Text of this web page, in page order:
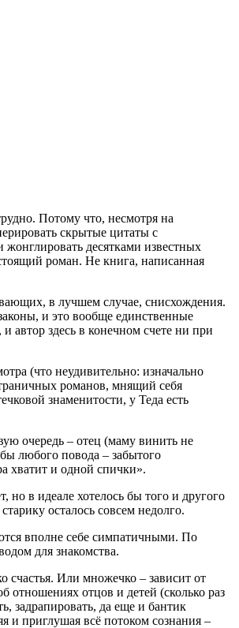
Потому что, несмотря на
скрытые цитаты с
десятками известных
роман. Не книга, написанная
в лучшем случае, снисхождения.
и это вообще единственные
автор здесь в конечном счете ни при
(что неудивительно: изначально
романов, мнящий себя
знаменитости, у Теда есть
очередь – отец (маму винить не
любого повода – забытого
хватит и одной спички».
но в идеале хотелось бы того и другого
осталось совсем недолго.
вполне себе симпатичными. По
для знакомства.
счастья. Или множечко – зависит от
отношениях отцов и детей (сколько раз
задрапировать, да еще и бантик
и приглушая всё потоком сознания –